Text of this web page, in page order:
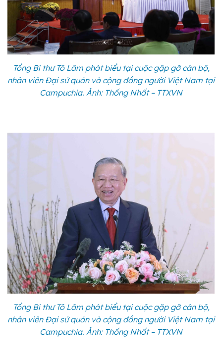
Tổng Bí thư Tô Lâm phát biểu tại cuộc gặp gỡ cán bộ,
nhân viên Đại sứ quán và cộng đồng người Việt Nam tại
Campuchia. Ảnh: Thống Nhất – TTXVN
Tổng Bí thư Tô Lâm phát biểu tại cuộc gặp gỡ cán bộ,
nhân viên Đại sứ quán và cộng đồng người Việt Nam tại
Campuchia. Ảnh: Thống Nhất – TTXVN